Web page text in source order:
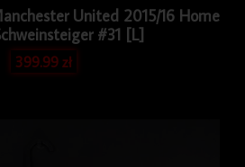
United 2015/16 Home
#31 [L]
399.99zł